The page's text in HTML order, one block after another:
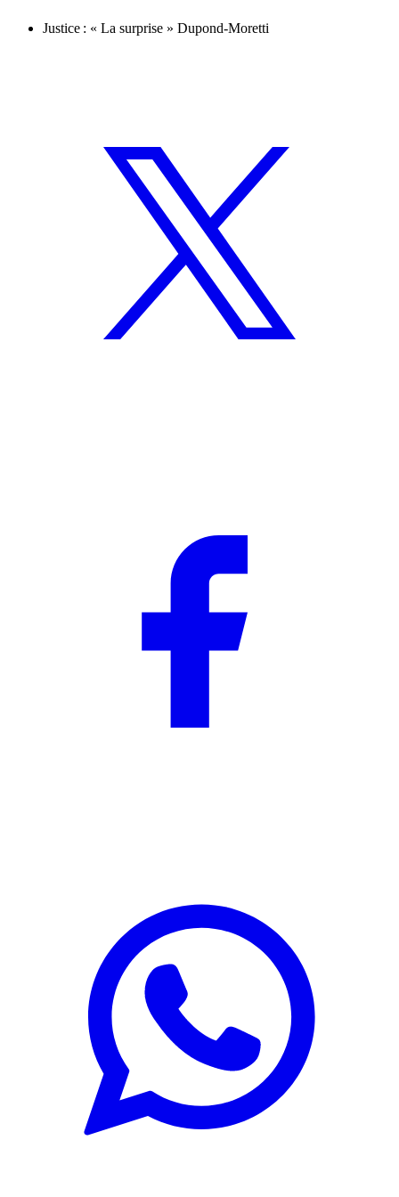
Justice : « La surprise » Dupond-Moretti